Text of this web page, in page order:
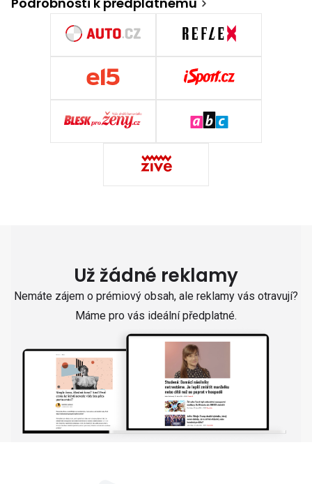
Už žádné reklamy
Nemáte zájem o prémiový obsah, ale reklamy vás otravují?
Máme pro vás ideální předplatné.